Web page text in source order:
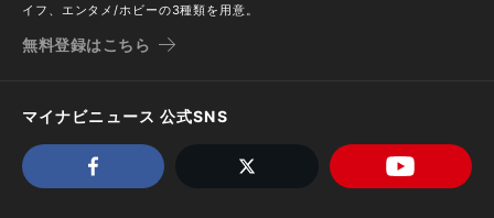
イフ、エンタメ/ホビーの3種類を用意。
無料登録はこちら
マイナビニュース 公式SNS